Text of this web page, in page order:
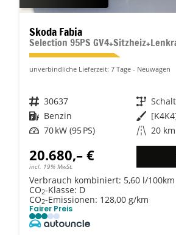
Skoda Fabia
unverbindliche Lieferzeit: 7 Tage Neuwagen
Fahrzeugnr. 30637 Getriebe
Kraftstoff Benzin Außenfarbe
Leistung 70 kW (95 PS) Kilometerstand 20 km
20.680,– €
incl. 19% MwSt.
Verbrauch kombiniert: 5,60 l/100km
CO2-Klasse: D
CO2-Emissionen: 128,00 g/km
Fairer Preis